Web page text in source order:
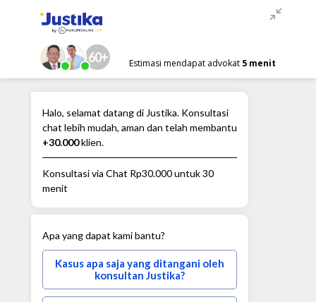
60+ Estimasi mendapat advokat 5 menit
Halo, selamat datang di Justika. Konsultasi
chat lebih mudah, aman dan telah membantu
+30.000klien.
Konsultasi via Chat Rp30.000untuk 30
menit
Apa yang dapat kami bantu?
Kasus apa saja yang ditangani oleh
konsultan Justika?